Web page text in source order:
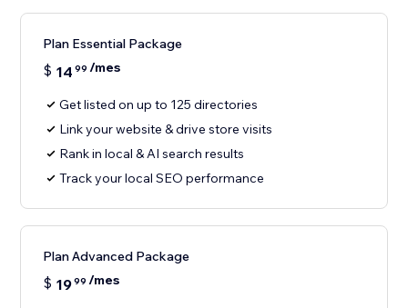
Plan Essential Package
$ 14 99 /mes
Get listed on up to 125 directories
Link your website & drive store visits
Rank in local & AI search results
Track your local SEO performance
Plan Advanced Package
$ 1999 /mes